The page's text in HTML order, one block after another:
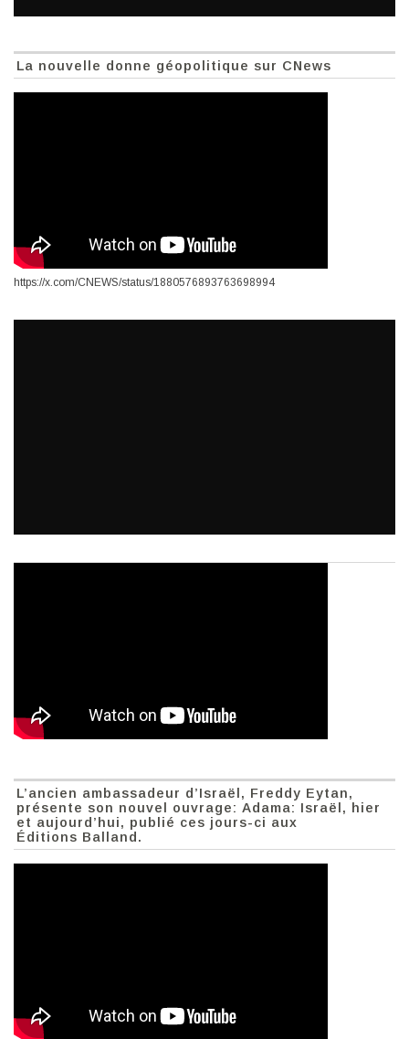
La nouvelle donne géopolitique sur CNews
https://x.com/CNEWS/status/1880576893763698994
L’ancien ambassadeur d’Israël, Freddy Eytan,
présente son nouvel ouvrage: Adama: Israël, hier
et aujourd’hui, publié ces jours-ci aux
Éditions Balland.